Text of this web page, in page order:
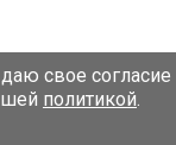
свое
политикой.